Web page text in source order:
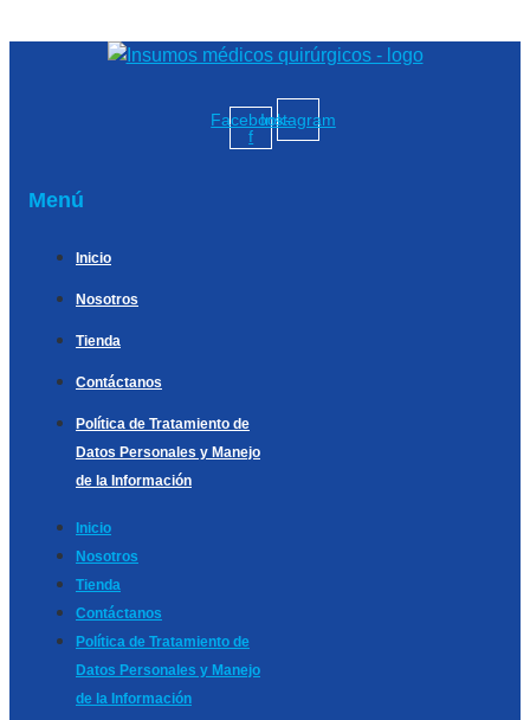
Facebook-
f
Instagram
Menú
Inicio
Nosotros
Tienda
Contáctanos
Política de Tratamiento de
Datos Personales y Manejo
de la Información
Inicio
Nosotros
Tienda
Contáctanos
Política de Tratamiento de
Datos Personales y Manejo
de la Información